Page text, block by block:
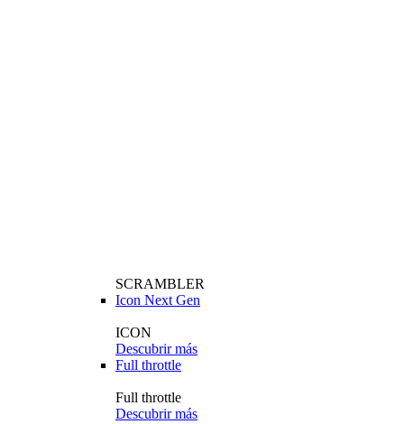
SCRAMBLER
Icon Next Gen
ICON
Descubrir más
Full throttle
Full throttle
Descubrir más